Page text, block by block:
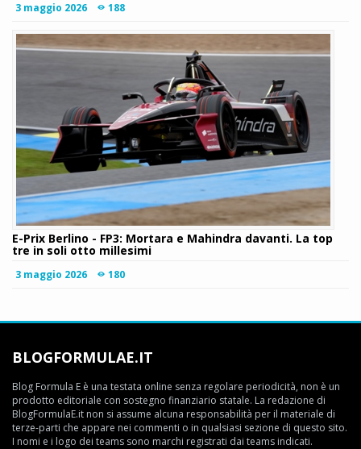
3 maggio 2026 188
E-Prix Berlino - FP3: Mortara e Mahindra davanti. La top
tre in soli otto millesimi
3 maggio 2026 180
BLOGFORMULAE.IT
Blog Formula E è una testata online senza regolare periodicità, non è un
prodotto editoriale con sostegno finanziario statale. La redazione di
BlogFormulaE.it non si assume alcuna responsabilità per il materiale di
terze-parti che appare nei commenti o in qualsiasi sezione di questo sito.
I nomi e i logo dei teams sono marchi registrati dai teams indicati.